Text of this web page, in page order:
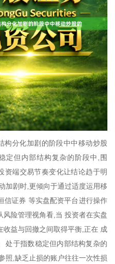
构分化加剧的阶段中中移动炒股
定但内部结构复杂的阶段中,围
资端交易节奏变化让结论趋于明
加剧时,更倾向于通过适度运用移
信证券 等实盘配资平台进行操作
险管理视角看,当 投资者在实盘
益与回撤之间取得平衡,正在 成
处于指数稳定但内部结构复杂的
照,缺乏止损的账户往往一次性损